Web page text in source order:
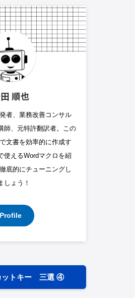
順也
者、業務改善コンサル
師、元特許翻訳者。この
文書を効率的に作成す
使えるWordマクロを紹
底的にチューニングし
しょう！
Profile
ットキー 三選 ④